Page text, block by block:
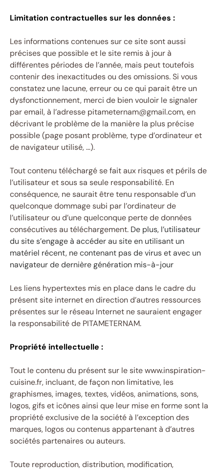
Limitation contractuelles sur les données :
Les informations contenues sur ce site sont aussi
précises que possible et le site remis à jour à
différentes périodes de l’année, mais peut toutefois
contenir des inexactitudes ou des omissions. Si vous
constatez une lacune, erreur ou ce qui parait être un
dysfonctionnement, merci de bien vouloir le signaler
par email, à l’adresse pitameternam@gmail.com, en
décrivant le problème de la manière la plus précise
possible (page posant problème, type d’ordinateur et
de navigateur utilisé, …).
Tout contenu téléchargé se fait aux risques et périls de
l’utilisateur et sous sa seule responsabilité. En
conséquence, ne saurait être tenu responsable d’un
quelconque dommage subi par l’ordinateur de
l’utilisateur ou d’une quelconque perte de données
consécutives au téléchargement. De plus, l’utilisateur
du site s’engage à accéder au site en utilisant un
matériel récent, ne contenant pas de virus et avec un
navigateur de dernière génération mis-à-jour
Les liens hypertextes mis en place dans le cadre du
présent site internet en direction d’autres ressources
présentes sur le réseau Internet ne sauraient engager
la responsabilité de PITAMETERNAM.
Propriété intellectuelle :
Tout le contenu du présent sur le site www.inspiration-
cuisine.fr, incluant, de façon non limitative, les
graphismes, images, textes, vidéos, animations, sons,
logos, gifs et icônes ainsi que leur mise en forme sont la
propriété exclusive de la société à l’exception des
marques, logos ou contenus appartenant à d’autres
sociétés partenaires ou auteurs.
Toute reproduction, distribution, modification,